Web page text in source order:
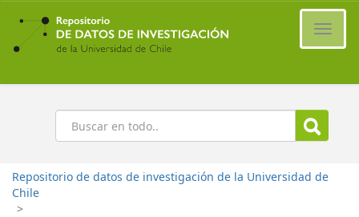
Ir
contenido
principal
Buscar
Repositorio de datos de investigación de la Universidad de
Chile
>